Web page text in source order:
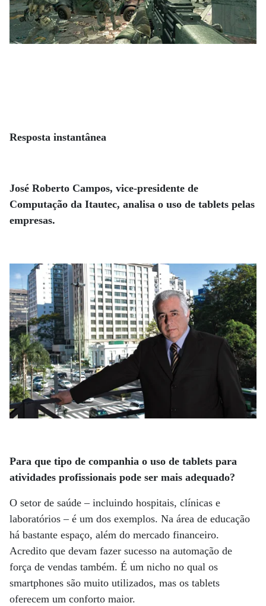
Resposta instantânea
José Roberto Campos, vice-presidente de
Computação da Itautec, analisa o uso de tablets pelas
empresas.
Para que tipo de companhia o uso de tablets para
atividades profissionais pode ser mais adequado?
O setor de saúde – incluindo hospitais, clínicas e
laboratórios – é um dos exemplos. Na área de educação
há bastante espaço, além do mercado financeiro.
Acredito que devam fazer sucesso na automação de
força de vendas também. É um nicho no qual os
smartphones são muito utilizados, mas os tablets
oferecem um conforto maior.